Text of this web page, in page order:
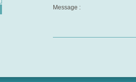
Message :